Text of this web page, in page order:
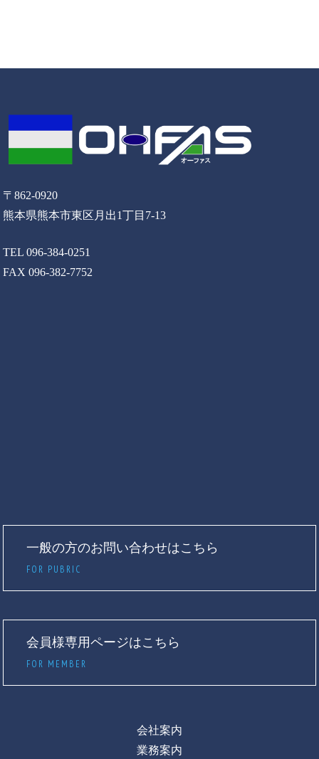
〒862-0920
熊本県熊本市東区月出1丁目7-13
TEL 096-384-0251
FAX 096-382-7752
一般の方のお問い合わせはこちら
FOR PUBRIC
会員様専用ページはこちら
FOR MEMBER
会社案内
業務案内